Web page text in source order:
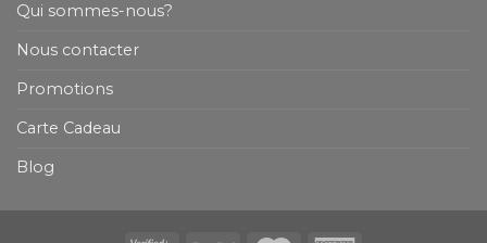
Qui sommes-nous?
Nous contacter
Promotions
Carte Cadeau
Blog